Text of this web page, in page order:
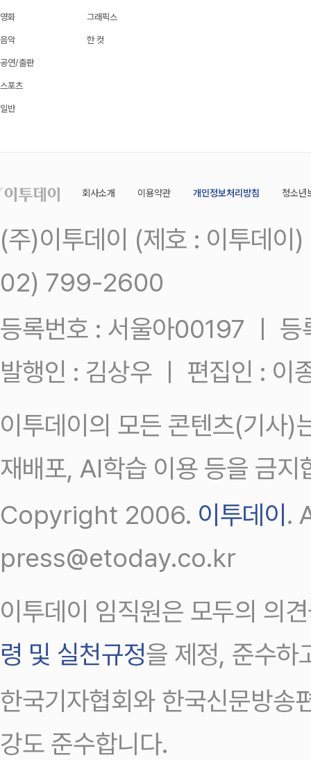
영화
음악
공연/출판
스포츠
일반
그래픽스
한 컷
회사소개 이용약관 개인정보처리방침 청소년
(주)이투데이 (제호 : 이투데
02) 799-2600
등록번호 : 서울아00197 ㅣ
발행인 : 김상우 ㅣ 편집인 : 이
이투데이의 모든 콘텐츠(기사)
재배포, AI학습 이용 등을 금지
Copyright 2006. 이투데이.
press@etoday.co.kr
이투데이 임직원은 모두의 의
령 및 실천규정을 제정, 준수하
한국기자협회와 한국신문방송
강도 준수합니다.